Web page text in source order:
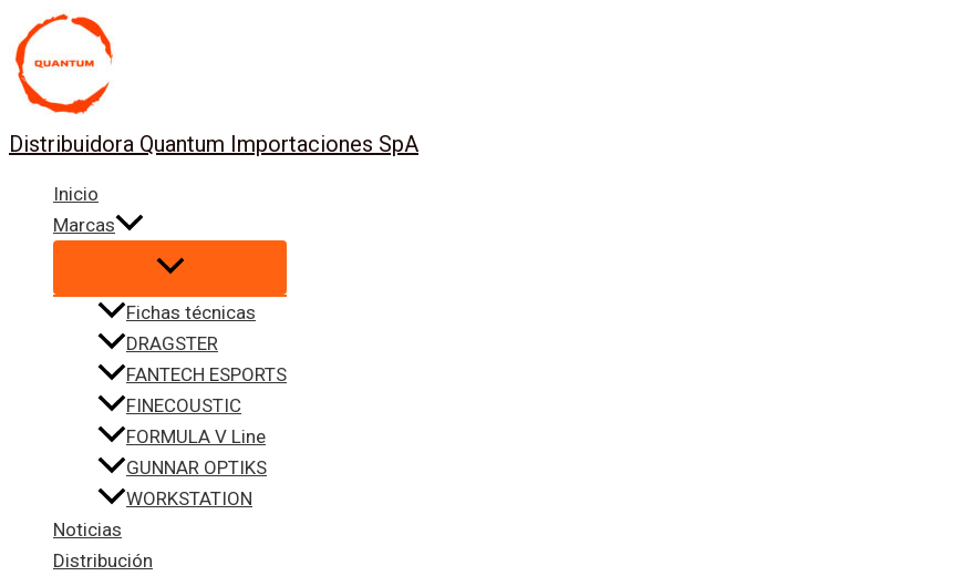
al
contenido
Distribuidora Quantum Importaciones SpA
Inicio
Marcas
Fichas técnicas
DRAGSTER
FANTECH ESPORTS
FINECOUSTIC
FORMULA V Line
GUNNAR OPTIKS
WORKSTATION
Noticias
Distribución